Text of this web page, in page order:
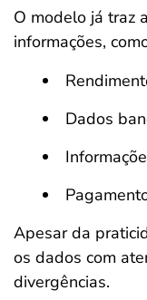
O modelo já traz
informações,
Dados
Apesar da
os dados com
divergências.